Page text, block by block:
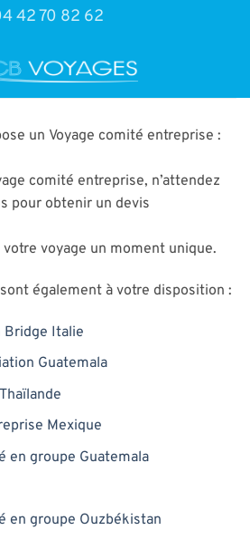
42 70 82 62
un Voyage comité entreprise :
comité entreprise, n’attendez
pour obtenir un devis
voyage un moment unique.
également à votre disposition :
Bridge Italie
Guatemala
Mexique
en groupe Guatemala
en groupe Ouzbékistan